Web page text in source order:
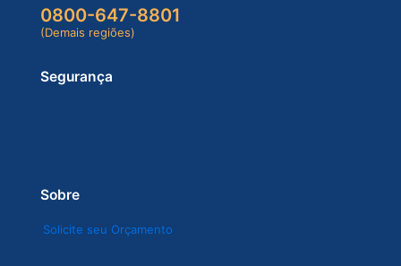
0800-647-8801
(Demais regiões)
Segurança
Sobre
Solicite seu Orçamento